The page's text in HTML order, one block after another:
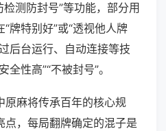
检测防封号”等功能，部分用
牌特别好”或“透视他人牌
后台运行、自动连接等技
性高”“不被封号”。
原麻将传承百年的核心规
点，每局翻牌确定的混子是